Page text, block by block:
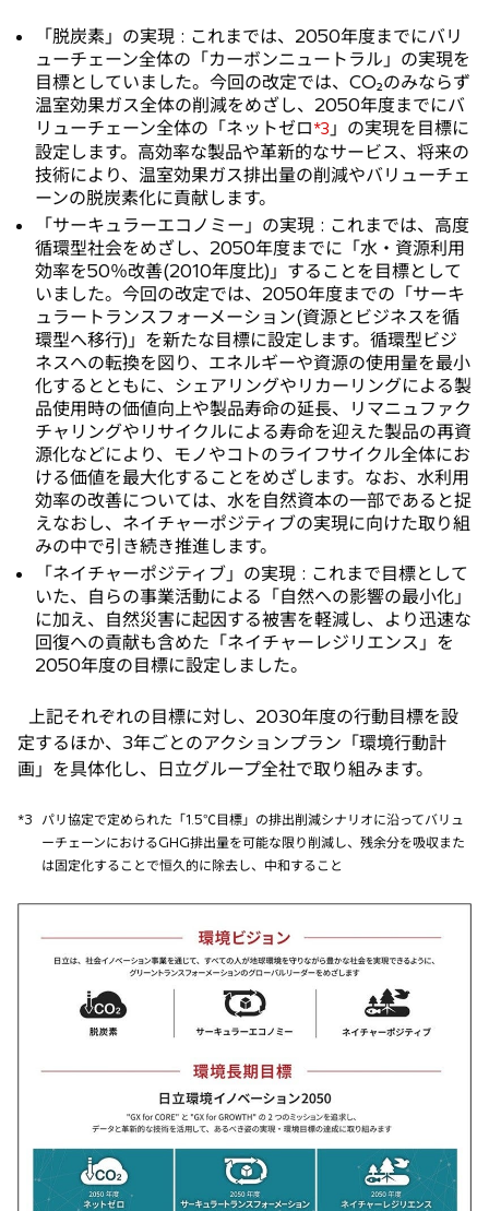
「脱炭素」の実現 : これまでは、2050年度までにバリ
ューチェーン全体の「カーボンニュートラル」の実現を
目標としていました。今回の改定では、CO₂のみならず
温室効果ガス全体の削減をめざし、2050年度までにバ
リューチェーン全体の「ネットゼロ*3 」の実現を目標に
設定します。高効率な製品や革新的なサービス、将来の
技術により、温室効果ガス排出量の削減やバリューチェ
ーンの脱炭素化に貢献します。
「サーキュラーエコノミー」の実現 : これまでは、高度
循環型社会をめざし、2050年度までに「水・資源利用
効率を50％改善(2010年度比)」することを目標として
いました。今回の改定では、2050年度までの「サーキ
ュラートランスフォーメーション(資源とビジネスを循
環型へ移行)」を新たな目標に設定します。循環型ビジ
ネスへの転換を図り、エネルギーや資源の使用量を最小
化するとともに、シェアリングやリカーリングによる製
品使用時の価値向上や製品寿命の延長、リマニュファク
チャリングやリサイクルによる寿命を迎えた製品の再資
源化などにより、モノやコトのライフサイクル全体にお
ける価値を最大化することをめざします。なお、水利用
効率の改善については、水を自然資本の一部であると捉
えなおし、ネイチャーポジティブの実現に向けた取り組
みの中で引き続き推進します。
「ネイチャーポジティブ」の実現 : これまで目標として
いた、自らの事業活動による「自然への影響の最小化」
に加え、自然災害に起因する被害を軽減し、より迅速な
回復への貢献も含めた「ネイチャーレジリエンス」を
2050年度の目標に設定しました。
上記それぞれの目標に対し、2030年度の行動目標を設
定するほか、3年ごとのアクションプラン「環境行動計
画」を具体化し、日立グループ全社で取り組みます。
*3
パリ協定で定められた「1.5℃目標」の排出削減シナリオに沿ってバリュ
ーチェーンにおけるGHG排出量を可能な限り削減し、残余分を吸収また
は固定化することで恒久的に除去し、中和すること